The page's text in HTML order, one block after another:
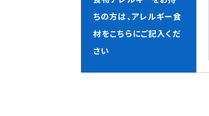
ちの方は、アレルギー食
材をこちらにご記入くだ
さい